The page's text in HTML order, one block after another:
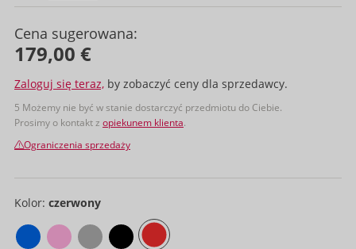
Cena sugerowana:
179,00 €
Zaloguj się teraz, by zobaczyć ceny dla sprzedawcy.
5 Możemy nie być w stanie dostarczyć przedmiotu do Ciebie.
Prosimy o kontakt z opiekunem klienta.
Ograniczenia sprzedaży
Kolor: czerwony